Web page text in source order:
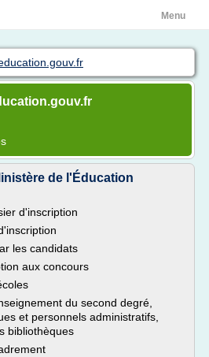
Menu
de l'Éducation
d'inscription
les candidats
aux concours
du second degré,
et personnels administratifs,
bibliothèques